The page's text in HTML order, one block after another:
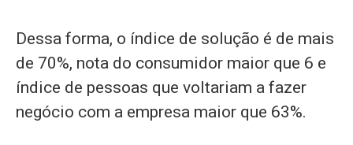
Dessa forma, o índice de solução é de mais
de 70%, nota do consumidor maior que 6 e
índice de pessoas que voltariam a fazer
negócio com a empresa maior que 63%.